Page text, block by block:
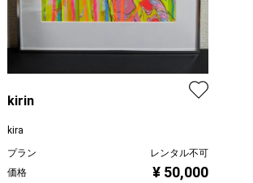
kirin
kira
プラン
レンタル不可
価格
¥ 50,000